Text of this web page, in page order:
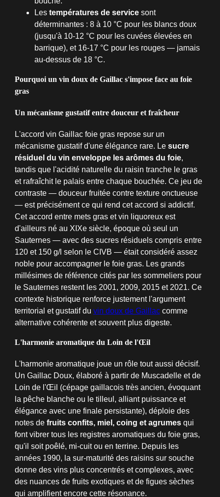
Les températures de servicesont
déterminantes : 8 à 10 °C pour les blancs doux
(jusqu'à 10-12 °C pour les cuvées élevées en
barrique), et 16-17 °C pour les rouges — jamais
au-dessus de 18 °C.
Pourquoi un vin doux de Gaillac s'impose face au foie
gras
Un mécanisme gustatif entre douceur et fraîcheur
L'accord vin Gaillac foie gras repose sur un
mécanisme gustatif d'une élégance rare. Le sucre
résiduel du vin enveloppe les arômes du foie,
tandis que l'acidité naturelle du raisin tranche le gras
et rafraîchit le palais entre chaque bouchée. Ce jeu de
contraste — douceur fruitée contre texture onctueuse
— est précisément ce qui rend cet accord si addictif.
Cet accord entre mets gras et vin liquoreux est
d'ailleurs né au XIXe siècle, époque où seul un
Sauternes — avec des sucres résiduels compris entre
120 et 150 g/l selon le CIVB — était considéré assez
noble pour accompagner le foie gras. Les grands
millésimes de référence cités par les sommeliers pour
le Sauternes restent les 2001, 2009, 2015 et 2021. Ce
contexte historique renforce justement l'argument
territorial et gustatif du vin doux de Gaillaccomme
alternative cohérente et souvent plus digeste.
L'harmonie aromatique du Loin de l'Œil
L'harmonie aromatique joue un rôle tout aussi décisif.
Un Gaillac Doux, élaboré à partir de Muscadelle et de
Loin de l'Œil (cépage gaillacois très ancien, évoquant
la pêche blanche ou le tilleul, alliant puissance et
élégance avec une finale persistante), déploie des
notes de fruits confits, miel, coing et agrumesqui
font vibrer tous les registres aromatiques du foie gras,
qu'il soit poêlé, mi-cuit ou en terrine. Depuis les
années 1990, la sur-maturité des raisins sur souche
donne des vins plus concentrés et complexes, avec
des nuances de fruits exotiques et de figues sèches
qui amplifient encore cette résonance.